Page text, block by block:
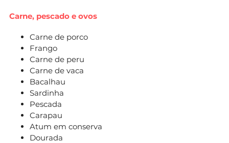
Carne, pescado e ovos
Carne de porco
Frango
Carne de peru
Carne de vaca
Bacalhau
Sardinha
Pescada
Carapau
Atum em conserva
Dourada